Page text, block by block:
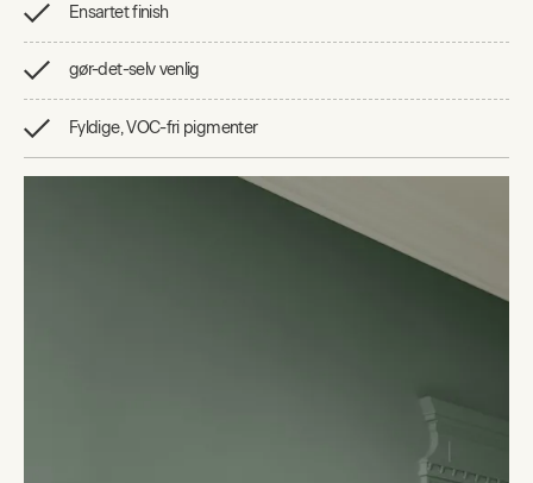
Ensartet finish
gør-det-selv venlig
Fyldige, VOC-fri pigmenter